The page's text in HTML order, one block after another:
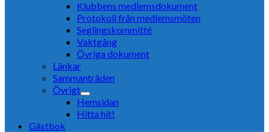
Klubbens medlemsdokument
Protokoll från medlemsmöten
Seglingskommitté
Vaktgång
Övriga dokument
Länkar
Sammanträden
Övrigt
Hemsidan
Hitta hit!
Gästbok